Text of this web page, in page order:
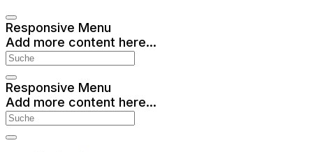
Responsive Menu
Add more content here...
Responsive Menu
Add more content here...